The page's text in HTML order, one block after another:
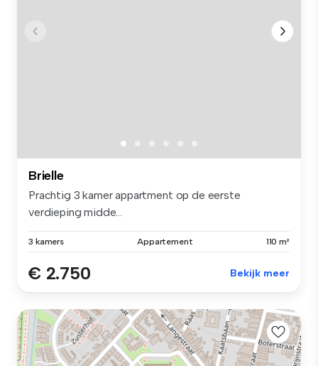
Brielle
Prachtig 3 kamer appartment op de eerste
verdieping midde...
3 kamers Appartement 110 m²
€ 2.750 Bekijk meer